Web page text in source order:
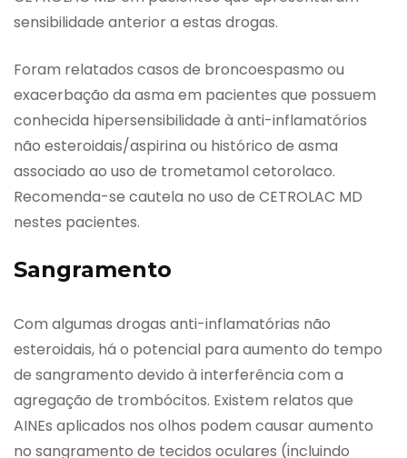
sensibilidade anterior a estas drogas.
Foram relatados casos de broncoespasmo ou
exacerbação da asma em pacientes que possuem
conhecida hipersensibilidade à anti-inflamatórios
não esteroidais/aspirina ou histórico de asma
associado ao uso de trometamol cetorolaco.
Recomenda-se cautela no uso de CETROLAC MD
nestes pacientes.
Sangramento
Com algumas drogas anti-inflamatórias não
esteroidais, há o potencial para aumento do tempo
de sangramento devido à interferência com a
agregação de trombócitos. Existem relatos que
AINEs aplicados nos olhos podem causar aumento
no sangramento de tecidos oculares (incluindo